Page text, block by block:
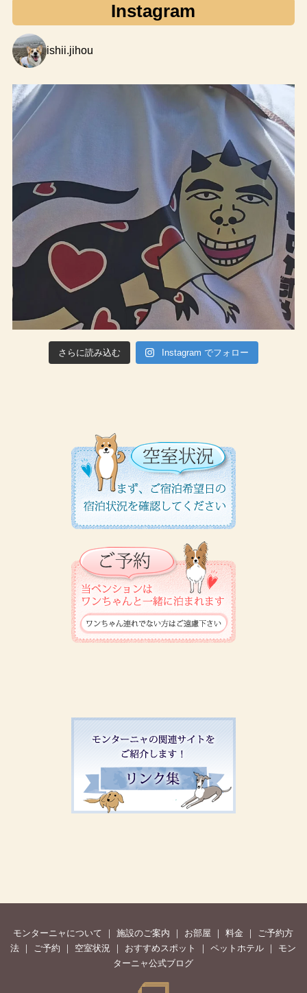
Instagram
ishii.jihou
さらに読み込む Instagram でフォロー
モンターニャについて ｜施設のご案内 ｜ お部屋 ｜料金 ｜ ご予約方
法 ｜ ご予約 ｜ 空室状況 ｜ おすすめスポット ｜ペットホテル ｜ モン
ターニャ公式ブログ